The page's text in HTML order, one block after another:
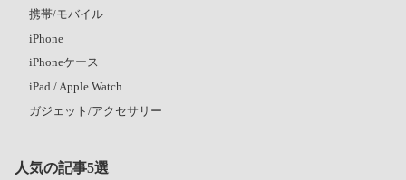
携帯/モバイル
iPhone
iPhoneケース
iPad / Apple Watch
ガジェット/アクセサリー
人気の記事5選